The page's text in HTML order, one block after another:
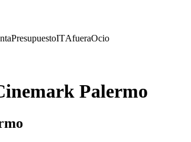
PresupuestoITAfueraOcio
Palermo